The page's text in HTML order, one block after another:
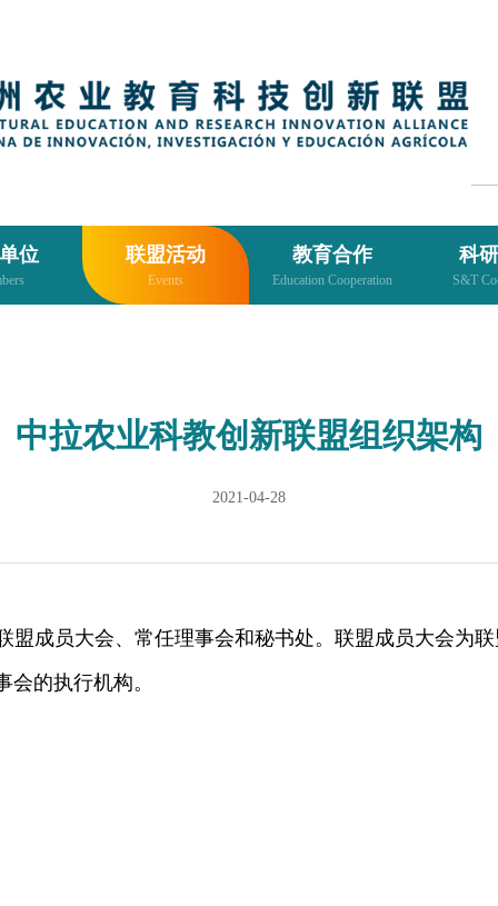
位 联盟活动
Events
教育合作
Education Cooperation
科
S&T
中拉农业科教创新联盟组织架构
2021-04-28
盟成员大会、常任理事会和秘书处。联盟成员大会为
的执行机构。